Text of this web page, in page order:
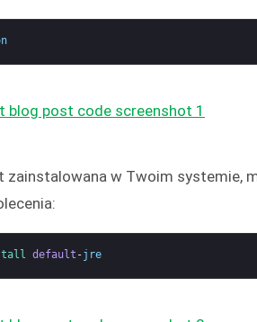
zainstalowana w Twoim systemie,
default -jre